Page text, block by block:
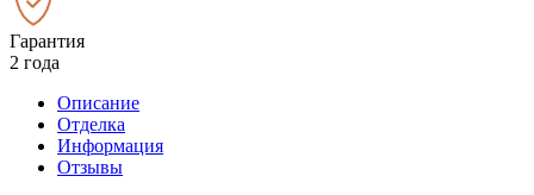
Гарантия
2 года
Описание
Отделка
Информация
Отзывы